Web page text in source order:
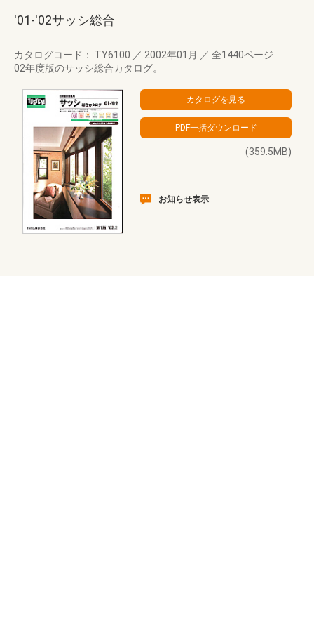
'01-'02サッシ総合
カタログコード： TY6100 ／ 2002年01月 ／ 全1440ページ
02年度版のサッシ総合カタログ。
(359.5MB)
お知らせ表示